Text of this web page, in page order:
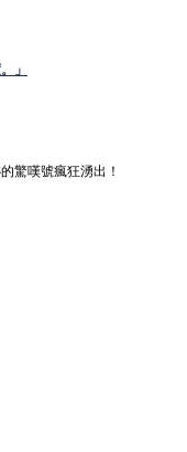
」
驚嘆號瘋狂湧出！